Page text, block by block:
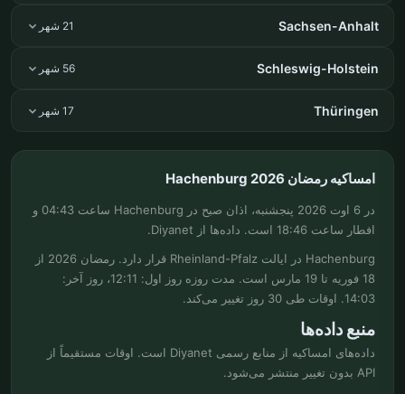
Sachsen-Anhalt 21 شهر
Schleswig-Holstein 56 شهر
Thüringen 17 شهر
امساکیه رمضان Hachenburg 2026
در 6 اوت 2026 پنجشنبه، اذان صبح در Hachenburg ساعت 04:43 و
افطار ساعت 18:46 است. داده‌ها از Diyanet.
Hachenburg در ایالت Rheinland-Pfalz قرار دارد. رمضان 2026 از
18 فوریه تا 19 مارس است. مدت روزه روز اول: 12:11، روز آخر:
14:03. اوقات طی 30 روز تغییر می‌کند.
منبع داده‌ها
داده‌های امساکیه از منابع رسمی Diyanet است. اوقات مستقیماً از
API بدون تغییر منتشر می‌شود.